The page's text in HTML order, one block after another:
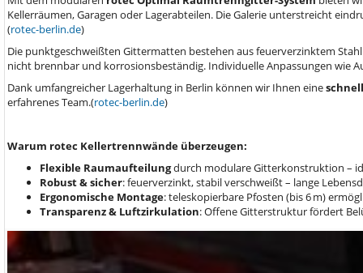
Kellerräumen, Garagen oder Lagerabteilen. Die Galerie unterstreicht
(rotec-berlin.de)
Die punktgeschweißten Gittermatten bestehen aus feuerverzinktem
nicht brennbar und korrosionsbeständig. Individuelle Anpassungen wie
Dank umfangreicher Lagerhaltung in Berlin können wir Ihnen eine
erfahrenes Team.(rotec-berlin.de)
Warum rotec Kellertrennwände überzeugen:
Flexible Raumaufteilungdurch modulare Gitterkonstruktion –
Robust & sicher: feuerverzinkt, stabil verschweißt – lange
Ergonomische Montage: teleskopierbare Pfosten (bis 6 m)
Transparenz & Luftzirkulation: Offene Gitterstruktur fördert